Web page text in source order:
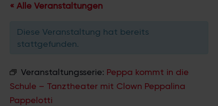
« Alle Veranstaltungen
Diese Veranstaltung hat bereits
stattgefunden.
Veranstaltungsserie: Peppa kommt in die
Schule – Tanztheater mit Clown Peppalina
Pappelotti